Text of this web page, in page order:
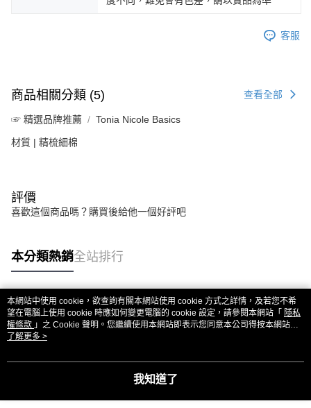
客服
商品相關分類 (5) 查看全部
☞ 精選品牌推薦 Tonia Nicole Basics
材質 | 精梳細棉
評價
喜歡這個商品嗎？購買後給他一個好評吧
本分類熱銷全站排行
熱門標籤
本網站中使用 cookie，欲查詢有關本網站使用 cookie 方式之詳情，及若您不希
望在電腦上使用 cookie 時應如何變更電腦的 cookie 設定，請參閱本網站「 隱私
權條款 」之 Cookie 聲明。您繼續使用本網站即表示您同意本公司得按本網站使
用條款之 Cookie 聲明使用 cookie。
了解更多 >
我知道了